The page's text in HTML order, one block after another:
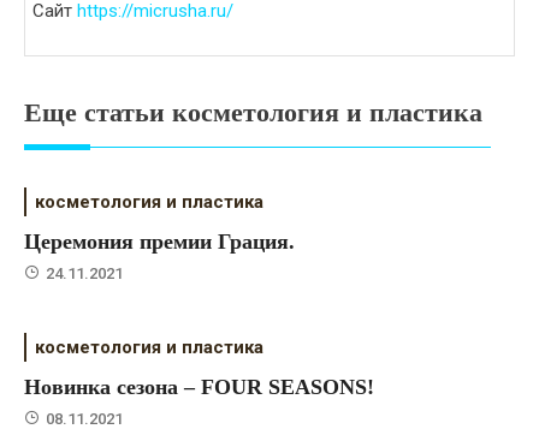
Сайт https://micrusha.ru/
Еще статьи косметология и пластика
косметология и пластика
Церемония премии Грация.
24.11.2021
косметология и пластика
Новинка сезона – FOUR SEASONS!
08.11.2021